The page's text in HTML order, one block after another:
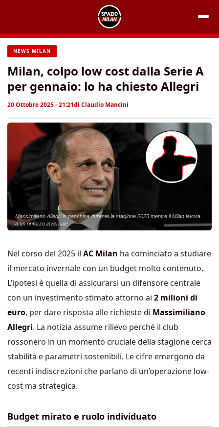
contenuto
NEWS MILAN
Milan, colpo low cost dalla Serie A
per gennaio: lo ha chiesto Allegri
20 Ottobre 2025 - 21:21di Claudio Mancini
Massimiliano Allegri in panchina durante la stagione 2025 mentre il Milan lavora
a un rinforzo invernale.
Nel corso del 2025 il AC Milan ha cominciato a studiare
il mercato invernale con un budget molto contenuto.
L’ipotesi è quella di assicurarsi un difensore centrale
con un investimento stimato attorno ai 2 milioni di
euro, per dare risposta alle richieste di Massimiliano
Allegri. La notizia assume rilievo perché il club
rossonero in un momento cruciale della stagione cerca
stabilità e parametri sostenibili. Le cifre emergono da
recenti indiscrezioni che parlano di un’operazione low-
cost ma strategica.
Budget mirato e ruolo individuato